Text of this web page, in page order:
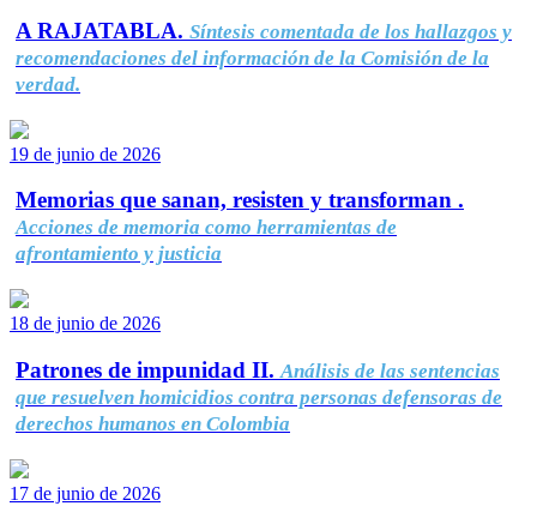
A RAJATABLA. Síntesis comentada de los hallazgos y
recomendaciones del información de la Comisión de la
verdad.
19 de junio de 2026
Memorias que sanan, resisten y transforman .
Acciones de memoria como herramientas de
afrontamiento y justicia
18 de junio de 2026
Patrones de impunidad II. Análisis de las sentencias
que resuelven homicidios contra personas defensoras de
derechos humanos en Colombia
17 de junio de 2026